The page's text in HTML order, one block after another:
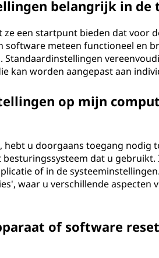
belangrijk in de
een startpunt bieden dat voor
software meteen functioneel en
kan worden aangepast aan
op mijn
hebt u doorgaans toegang nodig
dat u gebruikt.
of in de
waar u verschillende aspecten
of software